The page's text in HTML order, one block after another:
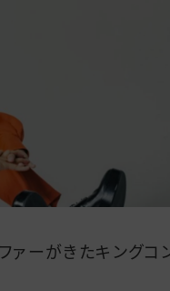
ァーがきたキングコ